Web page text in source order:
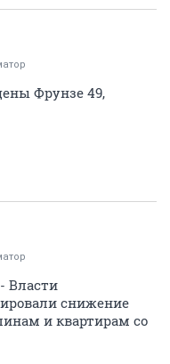
Фрунзе 49,
- Власти
снижение
и квартирам со